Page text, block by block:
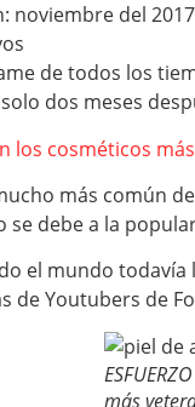
noviembre del 2017
de todos los
dos meses
los cosméticos
más común
se debe a la
el mundo
de Youtubers de
más